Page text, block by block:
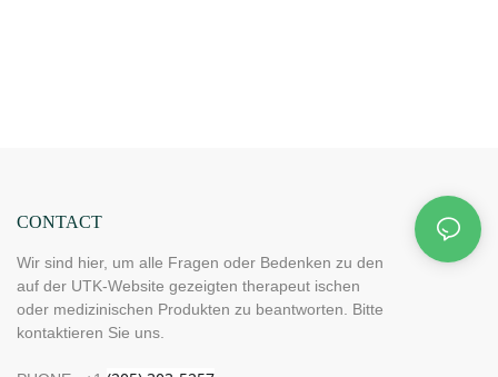
CONTACT
Wir sind hier, um alle Fragen oder Bedenken zu den
auf der UTK-Website gezeigten therapeut ischen
oder medizinischen Produkten zu beantworten. Bitte
kontaktieren Sie uns.